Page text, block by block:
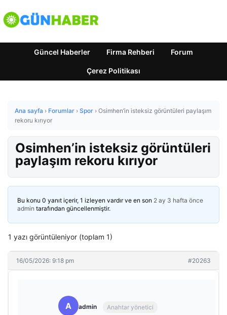
Güncel Haberler Firma Rehberi Forum
Çerez Politikası
Ana sayfa › Forumlar › Spor › Osimhen’in isteksiz görüntüleri paylaşım
rekoru kırıyor
Osimhen’in isteksiz görüntüleri
paylaşım rekoru kırıyor
Bu konu 0 yanıt içerir, 1 izleyen vardır ve en son 2 ay 3 hafta önce
admin tarafından güncellenmiştir.
1 yazı görüntüleniyor (toplam 1)
16/05/2026: 9:18 pm #20263
A admin Anahtar yönetici